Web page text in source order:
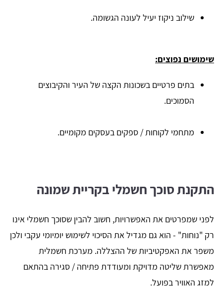
שילוב ניקוז יעיל לעונה הגשומה.
שימושים נפוצים:
בתים פרטיים בשכונות הקצה של העיר והקיבוצים
הסמוכים.
מתחמי לקוחות / ספקים בעסקים מקומיים.
התקנת סוכך חשמלי בקריית שמונה
לפני שמפרטים את האפשרויות, חשוב להבין שסוכך חשמלי אינו
רק "נוחות" - הוא גם מגדיל את הסיכוי לשימוש יומיומי עקבי ולכן
משפר את האפקטיביות של ההצללה. מערכת חשמלית
מאפשרת שליטה מדויקת ומעודדת פתיחה / סגירה בהתאם
למזג האוויר בפועל.